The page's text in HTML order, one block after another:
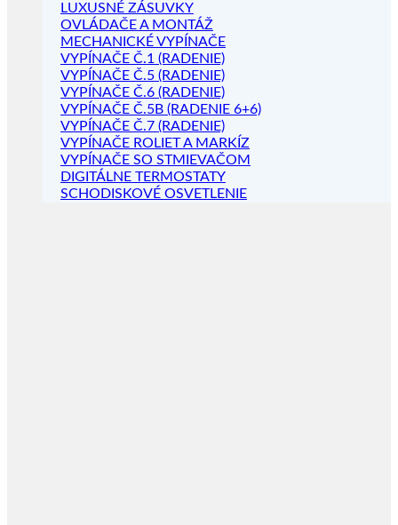
LUXUSNÉ ZÁSUVKY
OVLÁDAČE A MONTÁŽ
MECHANICKÉ VYPÍNAČE
VYPÍNAČE Č.1 (RADENIE)
VYPÍNAČE Č.5 (RADENIE)
VYPÍNAČE Č.6 (RADENIE)
VYPÍNAČE Č.5B (RADENIE 6+6)
VYPÍNAČE Č.7 (RADENIE)
VYPÍNAČE ROLIET A MARKÍZ
VYPÍNAČE SO STMIEVAČOM
DIGITÁLNE TERMOSTATY
SCHODISKOVÉ OSVETLENIE